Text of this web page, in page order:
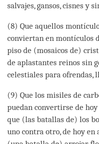
salvajes, gansos, cisnes y
(8) Que aquellos
conviertan en montículos
piso de (mosaicos de)
de aplastantes reinos sin
celestiales para ofrendas,
(9) Que los misiles de
puedan convertirse de
que (las batallas de) los
uno contra otro, de hoy